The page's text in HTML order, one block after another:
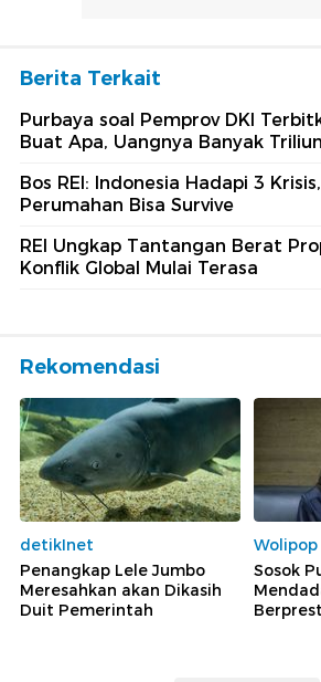
Berita Terkait
Purbaya soal Pemprov DKI
Buat Apa, Uangnya Banyak
Bos REI: Indonesia Hadapi 3
Perumahan Bisa Survive
REI Ungkap Tantangan Berat
Konflik Global Mulai Terasa
Rekomendasi
detikInet
Penangkap Lele Jumbo
Meresahkan akan Dikasih
Duit Pemerintah
Wolipop
Sosok